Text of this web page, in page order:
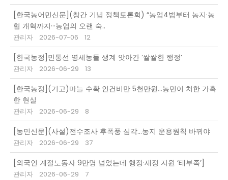
[한국농어민신문](창간 기념 정책토론회) “농업4법부터 농지·농
협 개혁까지···농업의 오랜 숙..
관리자 2026-07-06 12
[한국농정]민통선 영세농들 생계 앗아간 ‘쌀쌀한 행정’
관리자 2026-06-29 13
[한국농정](기고)마늘 수확 인건비만 5천만원…농민이 처한 가혹
한 현실
관리자 2026-06-29 8
[농민신문](사설)전수조사 후폭풍 심각…농지 운용원칙 바꿔야
관리자 2026-06-29 37
[외국인 계절노동자 9만명 넘었는데 행정·재정 지원 ‘태부족’]
관리자 2026-06-29 7